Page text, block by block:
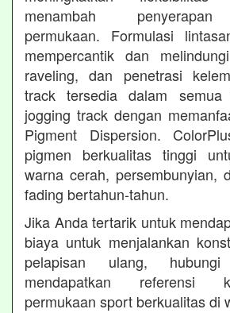
menambah penyerapan
permukaan. Formulasi
mempercantik dan
raveling, dan penetrasi
track tersedia dalam semua
jogging track dengan
Pigment Dispersion.
pigmen berkualitas tinggi
warna cerah, persembunyian,
fading bertahun-tahun.
Jika Anda tertarik untuk
biaya untuk menjalankan
pelapisan ulang,
mendapatkan referensi
permukaan sport berkualitas di